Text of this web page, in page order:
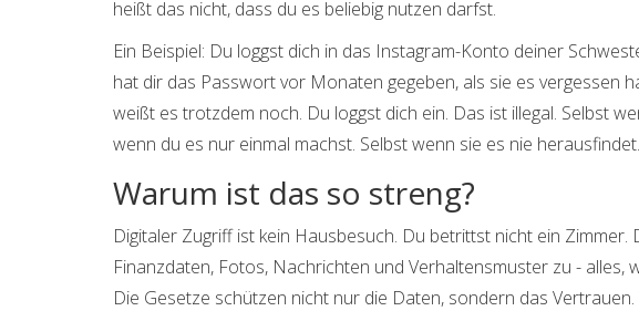
heißt das nicht, dass du es beliebig nutzen darfst.
Ein Beispiel: Du loggst dich in das Instagram-Konto deiner
hat dir das Passwort vor Monaten gegeben, als sie es vergessen
weißt es trotzdem noch. Du loggst dich ein. Das ist illegal. Selbst
wenn du es nur einmal machst. Selbst wenn sie es nie herausfindet.
Warum ist das so streng?
Digitaler Zugriff ist kein Hausbesuch. Du betrittst nicht ein
Finanzdaten, Fotos, Nachrichten und Verhaltensmuster zu - alles,
Die Gesetze schützen nicht nur die Daten, sondern das